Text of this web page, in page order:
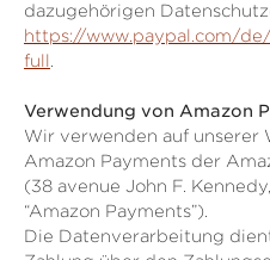
dazugehörigen
https://www.paypal.com/
full.
Verwendung von Amazon
Wir verwenden auf unserer
Amazon Payments der
(38 avenue John F.
“Amazon Payments”).
Die Datenverarbeitung